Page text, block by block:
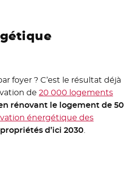
foyer ? C’est le résultat déjà
de 20 000 logements
rénovant le logement de 50
énergétique des
d’ici 2030